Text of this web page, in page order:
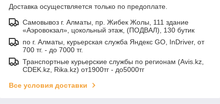
Доставка осуществляется только по предоплате.
Самовывоз г. Алматы, пр. Жибек Жолы, 111 здание
«Аэровокзал», цокольный этаж, (ПОДВАЛ), 130 бутик
по г. Алматы, курьерская служба Яндекс GO, InDriver, от
700 тг. - до 7000 тг.
Транспортные курьерские службы по регионам (Avis.kz,
CDEK.kz, Rika.kz) от1900тг - до5000тг
Все условия доставки